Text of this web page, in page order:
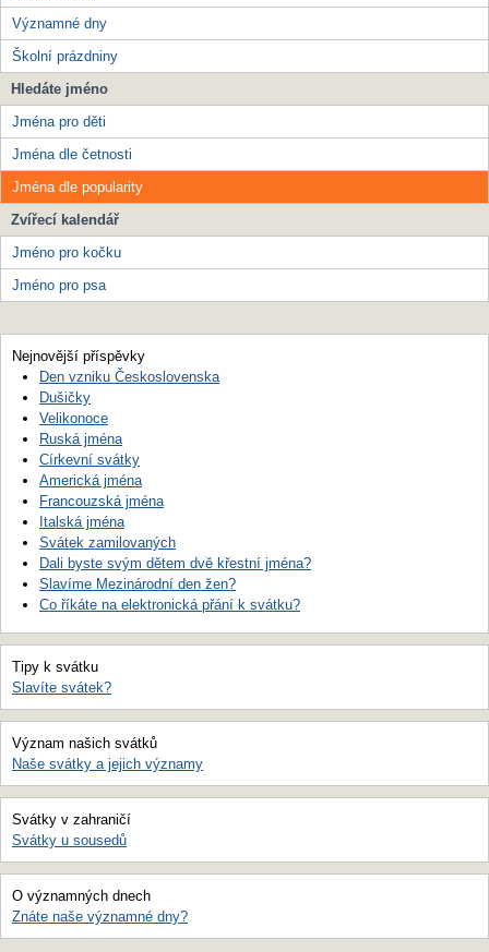
Významné dny
Školní prázdniny
Hledáte jméno
Jména pro děti
Jména dle četnosti
Jména dle popularity
Zvířecí kalendář
Jméno pro kočku
Jméno pro psa
Nejnovější příspěvky
Den vzniku Československa
Dušičky
Velikonoce
Ruská jména
Církevní svátky
Americká jména
Francouzská jména
Italská jména
Svátek zamilovaných
Dali byste svým dětem dvě křestní jména?
Slavíme Mezinárodní den žen?
Co říkáte na elektronická přání k svátku?
Tipy k svátku
Slavíte svátek?
Význam našich svátků
Naše svátky a jejich významy
Svátky v zahraničí
Svátky u sousedů
O významných dnech
Znáte naše významné dny?